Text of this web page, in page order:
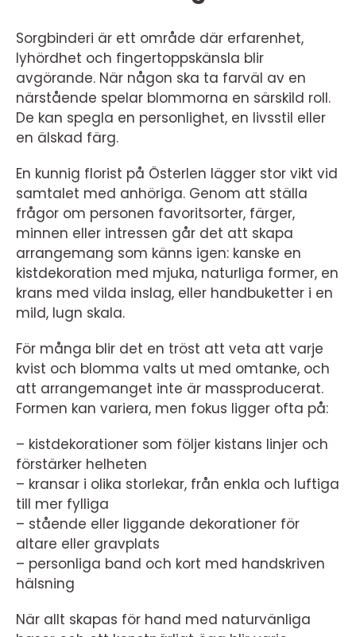
Sorgbinderi är ett område där erfarenhet,
lyhördhet och fingertoppskänsla blir
avgörande. När någon ska ta farväl av en
närstående spelar blommorna en särskild roll.
De kan spegla en personlighet, en livsstil eller
en älskad färg.
En kunnig florist på Österlen lägger stor vikt vid
samtalet med anhöriga. Genom att ställa
frågor om personen favoritsorter, färger,
minnen eller intressen går det att skapa
arrangemang som känns igen: kanske en
kistdekoration med mjuka, naturliga former, en
krans med vilda inslag, eller handbuketter i en
mild, lugn skala.
För många blir det en tröst att veta att varje
kvist och blomma valts ut med omtanke, och
att arrangemanget inte är massproducerat.
Formen kan variera, men fokus ligger ofta på:
– kistdekorationer som följer kistans linjer och
förstärker helheten
– kransar i olika storlekar, från enkla och luftiga
till mer fylliga
– stående eller liggande dekorationer för
altare eller gravplats
– personliga band och kort med handskriven
hälsning
När allt skapas för hand med naturvänliga